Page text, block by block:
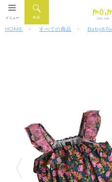
ONLINE
検索
メニュー
HOME すべての商品